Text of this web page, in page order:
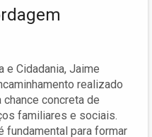
e Cidadania, Jaime
realizado
concreta de
familiares e sociais.
fundamental para formar